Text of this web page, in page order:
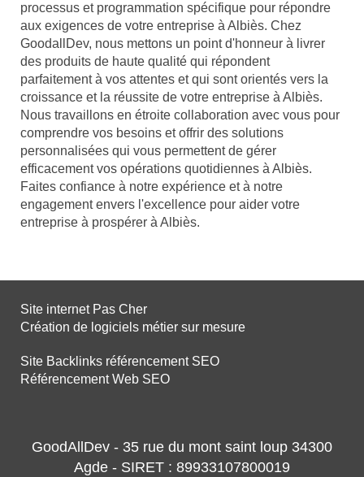
processus et programmation spécifique pour répondre
aux exigences de votre entreprise à Albiès. Chez
GoodallDev, nous mettons un point d'honneur à livrer
des produits de haute qualité qui répondent
parfaitement à vos attentes et qui sont orientés vers la
croissance et la réussite de votre entreprise à Albiès.
Nous travaillons en étroite collaboration avec vous pour
comprendre vos besoins et offrir des solutions
personnalisées qui vous permettent de gérer
efficacement vos opérations quotidiennes à Albiès.
Faites confiance à notre expérience et à notre
engagement envers l'excellence pour aider votre
entreprise à prospérer à Albiès.
Site internet Pas Cher
Création de logiciels métier sur mesure
Site Backlinks référencement SEO
Référencement Web SEO
GoodAllDev - 35 rue du mont saint loup 34300
Agde - SIRET : 89933107800019